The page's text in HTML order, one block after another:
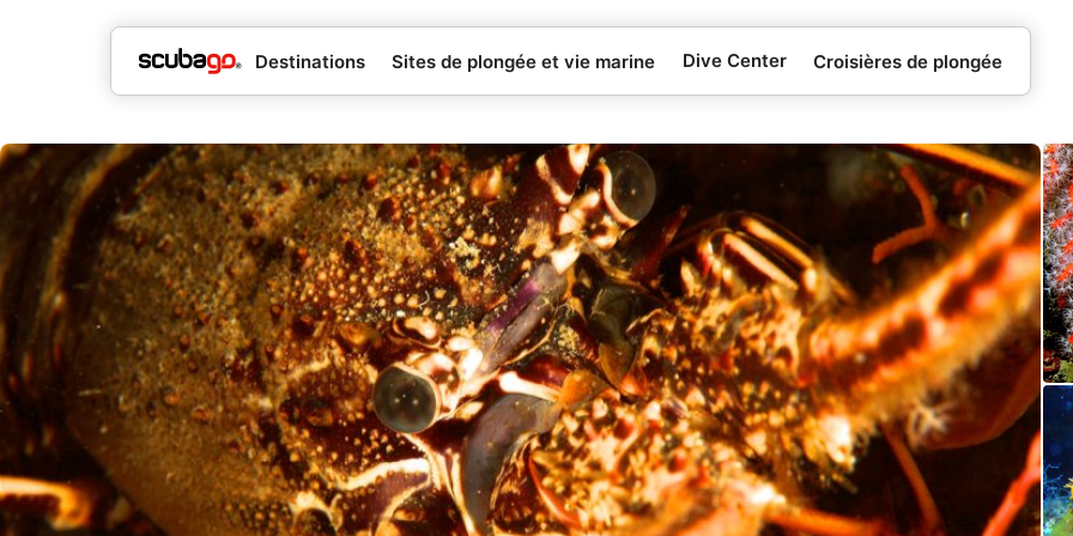
Destinations Sites de plongée et vie marine Dive Center Croisières de plongée